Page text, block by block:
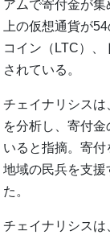
アムで寄付金が
上の仮想通貨が
コイン（LTC）、
されている。
チェイナリシス
を分析し、寄付
いると指摘。寄
地域の民兵を支
た。
チェイナリシス